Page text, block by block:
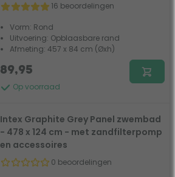
16 beoordelingen
Vorm: Rond
Uitvoering: Opblaasbare rand
Afmeting: 457 x 84 cm (Øxh)
Op voorraad
89,95
Intex Graphite Grey Panel zwembad
- 478 x 124 cm - met zandfilterpomp
en accessoires
0 beoordelingen